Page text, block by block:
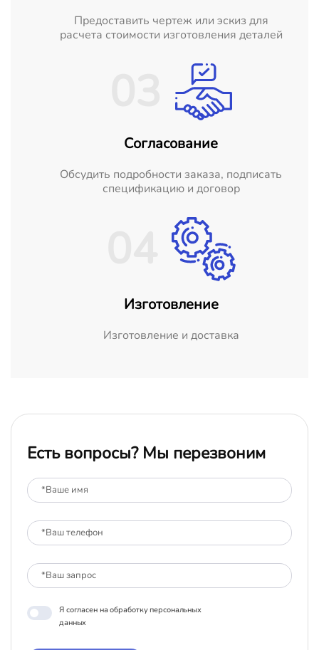
Предоставить чертеж или эскиз для
расчета стоимости изготовления деталей
Согласование
Обсудить подробности заказа, подписать
спецификацию и договор
Изготовление
Изготовление и доставка
Есть вопросы? Мы перезвоним
Я согласен на обработку персональных
данных